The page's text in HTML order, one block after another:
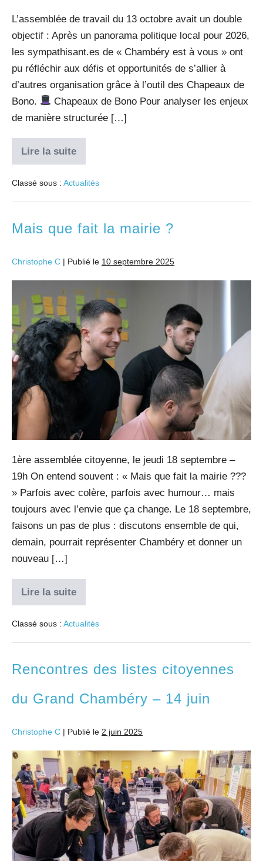
L’assemblée de travail du 13 octobre avait un double
objectif : Après un panorama politique local pour 2026,
les sympathisant.es de « Chambéry est à vous » ont
pu réfléchir aux défis et opportunités de s’allier à
d’autres organisation grâce à l’outil des Chapeaux de
Bono.
Chapeaux de Bono Pour analyser les enjeux
de manière structurée […]
Lire la suite
Classé sous : Actualités
Mais que fait la mairie ?
Christophe C | Publié le 10 septembre 2025
1ère assemblée citoyenne, le jeudi 18 septembre –
19h On entend souvent : « Mais que fait la mairie ???
» Parfois avec colère, parfois avec humour… mais
toujours avec l’envie que ça change. Le 18 septembre,
faisons un pas de plus : discutons ensemble de qui,
demain, pourrait représenter Chambéry et donner un
nouveau […]
Lire la suite
Classé sous : Actualités
Rencontres des listes citoyennes
du Grand Chambéry – 14 juin
Christophe C | Publié le 2 juin 2025